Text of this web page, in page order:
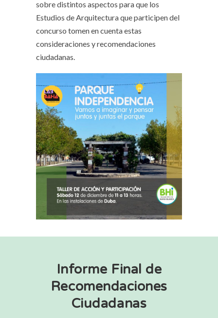
sobre distintos aspectos para que los
Estudios de Arquitectura que participen del
concurso tomen en cuenta estas
consideraciones y recomendaciones
ciudadanas.
Informe Final de
Recomendaciones
Ciudadanas